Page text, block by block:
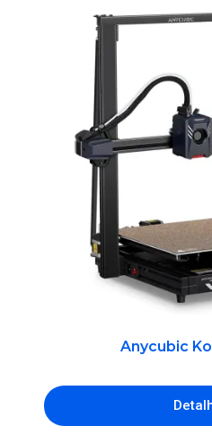
Anycubic